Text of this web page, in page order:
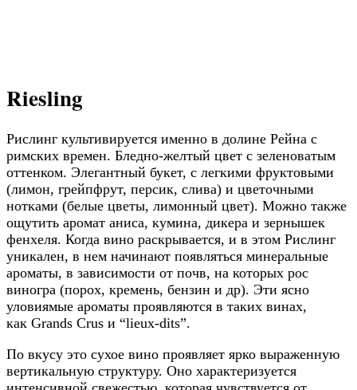
вертикальную структуру. Оно характеризуется
интенсивной свежестью, которая чувствуется от
определяется насыщенностью и богатым вкусом.
Основа вина, с ее колоритной и нежной фруктовым
вкусом, позволяет прекрасно сочетать это вино с
блюдами высокой кухни.
Рислинг из Эльзаса обладает уникальным и
отличительным вкусом, оттенки которого меняются в
зависимости от виноградников. Они могут улучшаться
в бутылке со врменем, в течении нескольких
десятилетий. Собранный поздно виноград делает
рислинг “Vendanges Tardives” или “Sélections de Grains
Nobles” особенно элегантным вином, более или менее
гармонией.